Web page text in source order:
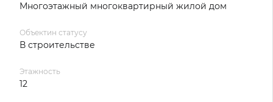
Многоэтажный многоквартирный жилой дом
Объектин статусу
В строительстве
Этажность
12